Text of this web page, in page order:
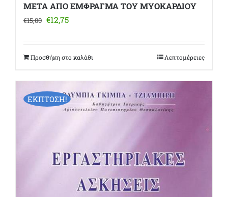
ΜΕΤΑ ΑΠΟ ΕΜΦΡΑΓΜΑ ΤΟΥ ΜΥΟΚΑΡΔΙΟΥ
€15,00 Original
€15,00.
€12,75Η
είναι:
Προσθήκη στο καλάθι Λεπτομέρειες
ΕΚΠΤΩΣΗ!